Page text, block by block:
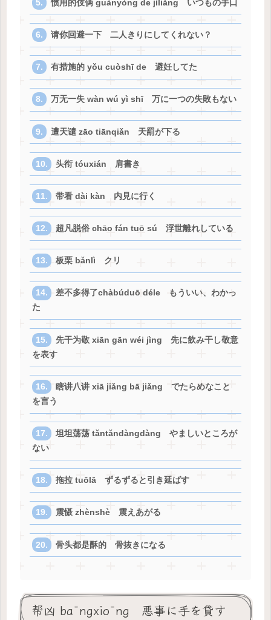
惯用的伎俩 guànyòng de jìliǎng いつもの手口
请你回避一下 二人きりにしてくれない？
有措施的 yǒu cuòshī de 避妊してた
万无一失 wàn wú yì shī 万に一つの失敗もない
遭天谴 zāo tiānqiǎn 天罰が下る
头衔 tóuxián 肩書き
带看 dài kàn 内見に行く
超凡脱俗 chāo fán tuō sú 浮世離れしている
板栗 bǎnlì クリ
差不多得了chàbúduō déle もういい、わかっ
た
先干为敬 xiān gān wéi jìng 先に飲み干し敬意
を表す
瞎讲八讲 xiā jiǎng bā jiǎng でたらめなこと
を言う
坦坦荡荡 tǎntǎndàngdàng やましいところが
ない
拖拉 tuōlā ずるずると引き延ばす
震慑 zhènshè 震えあがる
骨头都是酥的 骨抜きになる
帮凶 bāngxiōng 悪事に手を貸す